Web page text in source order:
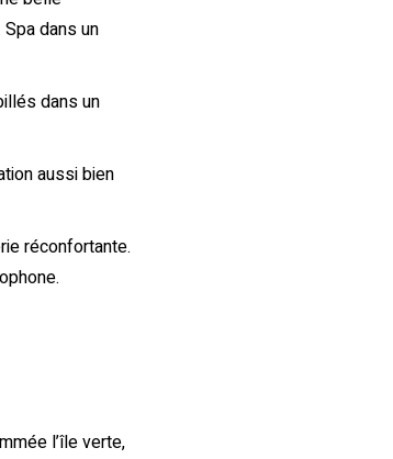
dans un
dans un
aussi bien
réconfortante.
l’île verte,